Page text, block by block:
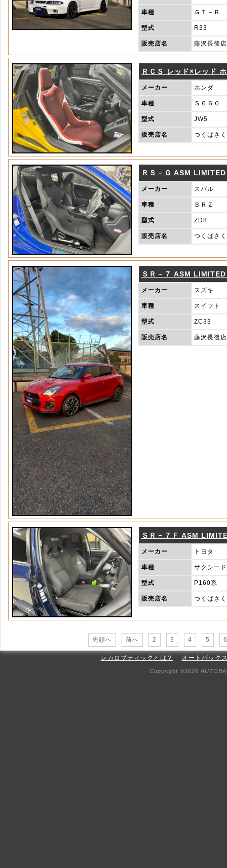
車種 ＧＴ－Ｒ
型式 R33
販売店名 藤沢長後店
ＲＣＳ レッド×レッド
メーカー ホンダ
車種 Ｓ６６０
型式 JW5
販売店名 つくばさ
ＲＳ－Ｇ ASM
メーカー スバル
車種 ＢＲＺ
型式 ZD8
販売店名 つくばさ
ＳＲ－７ ASM
メーカー スズキ
車種 スイフト
型式 ZC33
販売店名 藤沢長後店
ＳＲ－７Ｆ ASM
メーカー トヨタ
車種 サクシード
型式 P160系
販売店名 つくばさ
先頭へ 前へ 2 3 4 5 6
レカロブティックとは？ オートバック
Copyright ©2026